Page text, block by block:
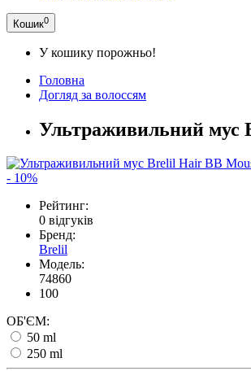
Кошик0
У кошику порожньо!
Головна
Догляд за волоссям
Ультраживильний мус
- 10%
Рейтинг:
0 відгуків
Бренд:
Brelil
Модель:
74860
100
ОБ'ЄМ:
50 ml
250 ml